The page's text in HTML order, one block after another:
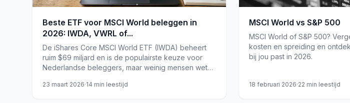
Beste ETF voor MSCI World beleggen in
2026: IWDA, VWRL of...
De iShares Core MSCI World ETF (IWDA) beheert
ruim $69 miljard en is de populairste keuze voor
Nederlandse beleggers, maar weinig mensen weten
als enkel aandeel in dat 'wereldfonds'.
23 maart 2026·14 min leestijd
MSCI World vs S&P 500
MSCI World of S&P 500?
kosten en spreiding en
bij jou past in 2026.
18 februari 2026·22 min leestijd